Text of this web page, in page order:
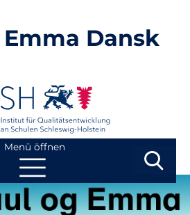
Dansk
Menü öffnen
Suchen